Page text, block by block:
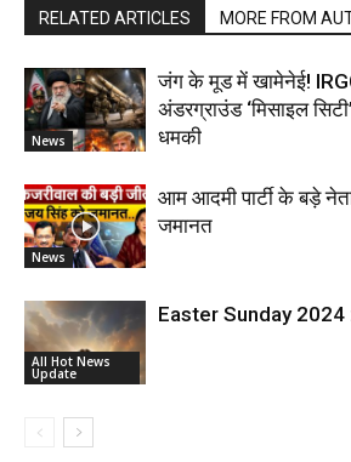
RELATED ARTICLES MORE FROM
News
जंग के मूड में खामेनेई!
अंडरग्राउंड ‘मिसाइल
धमकी
News
आम आदमी पार्टी के बड़े
जमानत
All Hot News
Update
Easter Sunday 2024 :